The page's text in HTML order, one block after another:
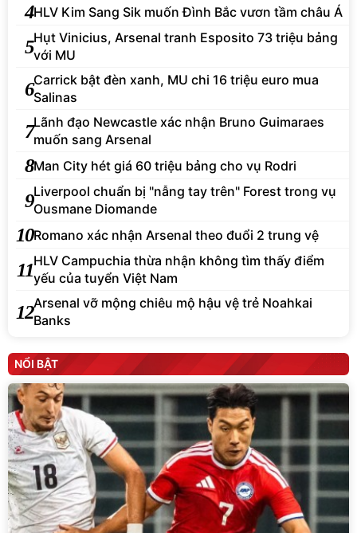
4HLV Kim Sang Sik muốn Đình Bắc vươn tầm châu Á
5Hụt Vinicius, Arsenal tranh Esposito 73 triệu bảng
với MU
6Carrick bật đèn xanh, MU chi 16 triệu euro mua
Salinas
7Lãnh đạo Newcastle xác nhận Bruno Guimaraes
muốn sang Arsenal
8Man City hét giá 60 triệu bảng cho vụ Rodri
9Liverpool chuẩn bị "nẫng tay trên" Forest trong vụ
Ousmane Diomande
10Romano xác nhận Arsenal theo đuổi 2 trung vệ
11HLV Campuchia thừa nhận không tìm thấy điểm
yếu của tuyển Việt Nam
12Arsenal vỡ mộng chiêu mộ hậu vệ trẻ Noahkai
Banks
NỔI BẬT